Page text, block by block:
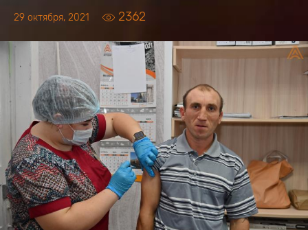
29 октября, 2021 2362